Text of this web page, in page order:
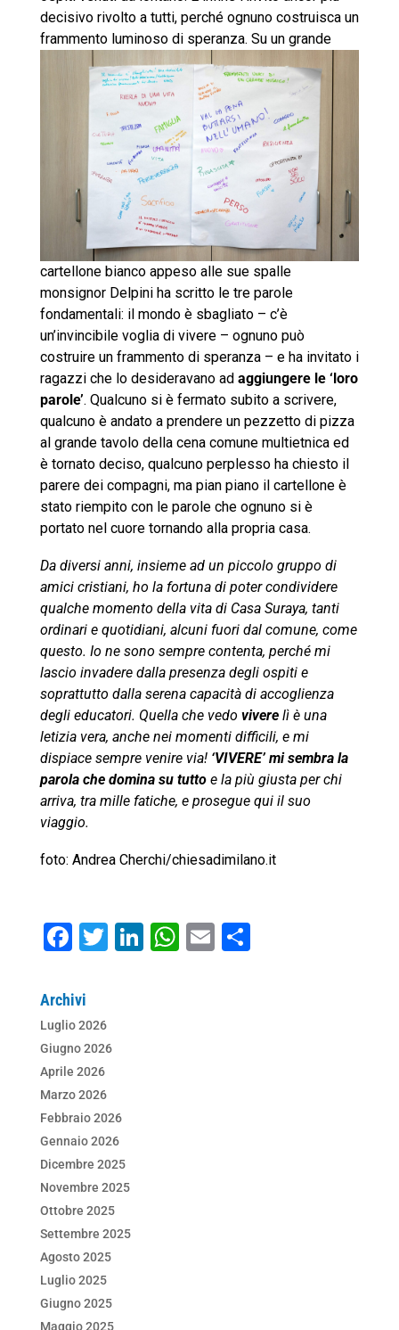
decisivo rivolto a tutti, perché ognuno costruisca un
frammento luminoso di speranza. Su un grande
cartellone bianco appeso alle sue spalle
monsignor Delpini ha scritto le tre parole
fondamentali: il mondo è sbagliato – c’è
un’invincibile voglia di vivere – ognuno può
costruire un frammento di speranza – e ha invitato i
ragazzi che lo desideravano ad aggiungere le ‘loro
parole’. Qualcuno si è fermato subito a scrivere,
qualcuno è andato a prendere un pezzetto di pizza
al grande tavolo della cena comune multietnica ed
è tornato deciso, qualcuno perplesso ha chiesto il
parere dei compagni, ma pian piano il cartellone è
stato riempito con le parole che ognuno si è
portato nel cuore tornando alla propria casa.
Da diversi anni, insieme ad un piccolo gruppo di
amici cristiani, ho la fortuna di poter condividere
qualche momento della vita di Casa Suraya, tanti
ordinari e quotidiani, alcuni fuori dal comune, come
questo. Io ne sono sempre contenta, perché mi
lascio invadere dalla presenza degli ospiti e
soprattutto dalla serena capacità di accoglienza
degli educatori. Quella che vedo viverelì è una
letizia vera, anche nei momenti difficili, e mi
dispiace sempre venire via! ‘VIVERE’ mi sembra la
parola che domina su tuttoe la più giusta per chi
arriva, tra mille fatiche, e prosegue qui il suo
viaggio.
foto: Andrea Cherchi/chiesadimilano.it
F
c
e
b
o
o
k
T
Li
W
E
Archivi
Luglio 2026
Giugno 2026
Aprile 2026
Marzo 2026
Febbraio 2026
Gennaio 2026
Dicembre 2025
Novembre 2025
Ottobre 2025
Settembre 2025
Agosto 2025
Luglio 2025
Giugno 2025
Maggio 2025